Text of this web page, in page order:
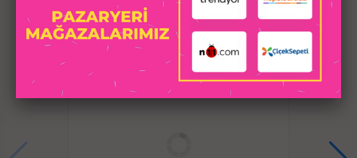
otururken eller serbest olarak kullanılabilir. Testisleri
ve perineyi uyarmak için de uygundur. Birlikte verilen
USB kablosuyla su geçirmez ve şarj edilebilir.
Malzeme: Dow Corning Gıda Seviyesi Özel Silikon +
ABS